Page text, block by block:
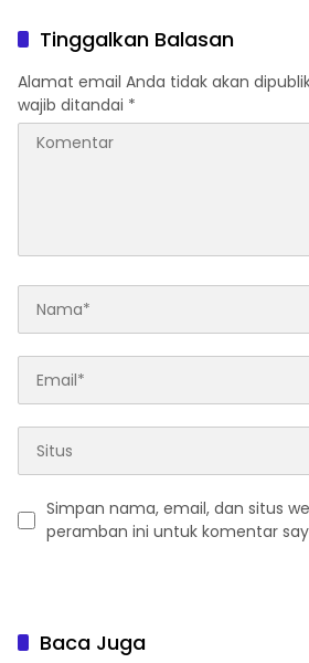
Tinggalkan Balasan
Alamat email Anda tidak akan
wajib ditandai *
Simpan nama, email, dan situs
peramban ini untuk komentar
Baca Juga